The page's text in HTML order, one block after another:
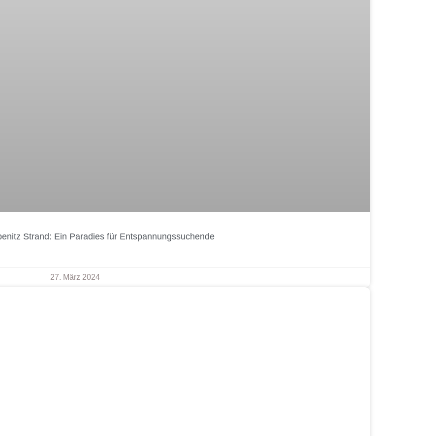
Strand: Ein Paradies für Entspannungssuchende
27. März 2024